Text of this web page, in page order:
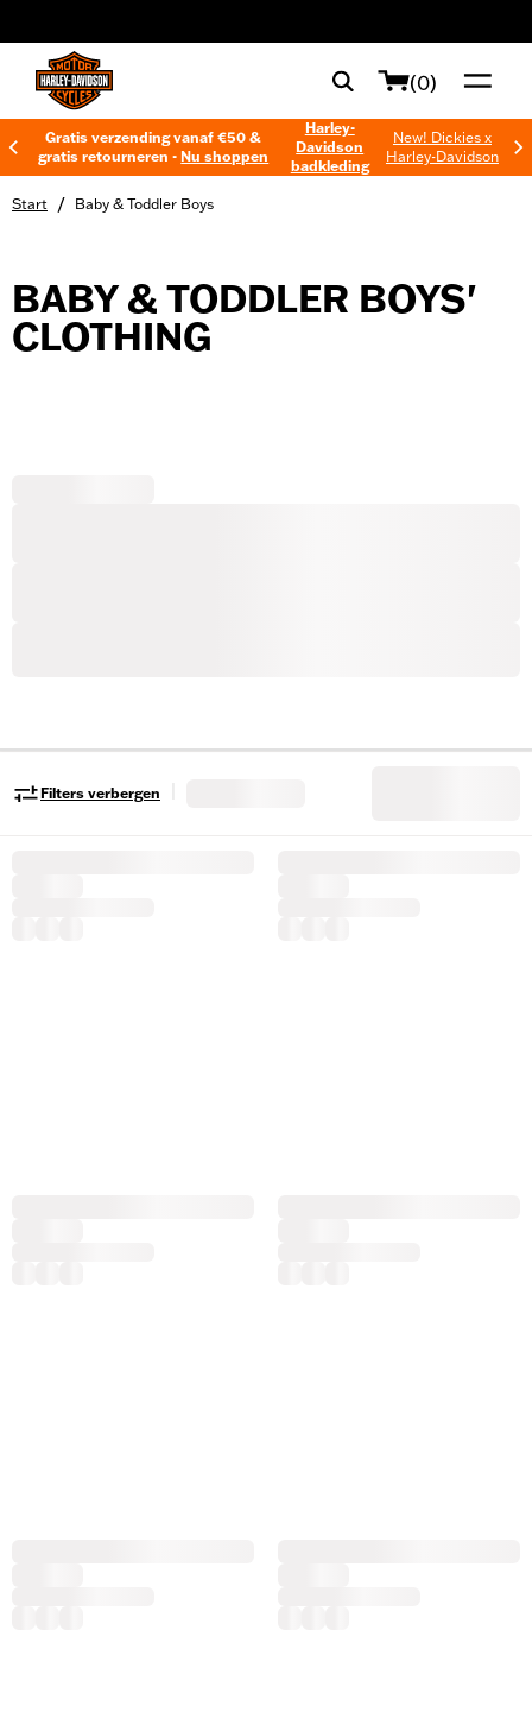
(0)
Gratis verzending vanaf €50 &
gratis retourneren -Nu shoppen
Harley-
Davidson
badkleding
New! Dickies x
Harley-Davidson
Start / Baby & Toddler Boys
BABY & TODDLER BOYS'
CLOTHING
Filters verbergen